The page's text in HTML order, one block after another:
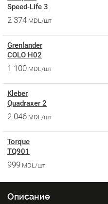
Speed-Life 3
2 374 MDL/шт
Grenlander
COLO H02
1 100 MDL/шт
Kleber
Quadraxer 2
2 046 MDL/шт
Torque
TQ901
999 MDL/шт
Описание